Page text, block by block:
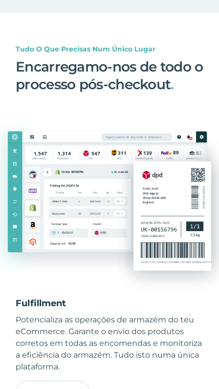
Tudo O Que Precisas Num Único Lugar
Encarregamo-nos de todo o
processo pós-checkout.
Fulfillment
Potencializa as operações de armazém do teu
eCommerce. Garante o envio dos produtos
corretos em todas as encomendas e monitoriza
a eficiência do armazém. Tudo isto numa única
plataforma.